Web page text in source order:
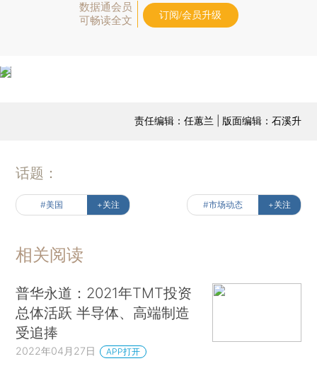
数据通会员
可畅读全文
订阅/会员升级
责任编辑：任蕙兰 | 版面编辑：石溪升
话题：
#美国 +关注 #市场动态 +关注
相关阅读
普华永道：2021年TMT投资
总体活跃 半导体、高端制造
受追捧
2022年04月27日 APP打开